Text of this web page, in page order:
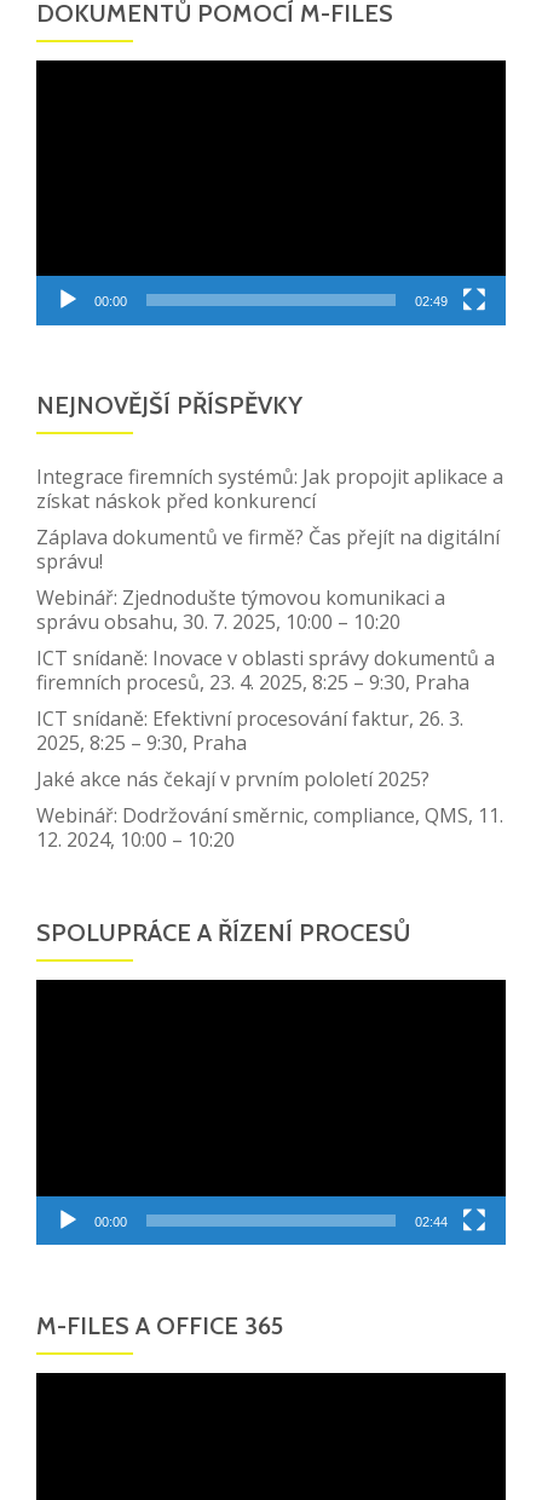
DOKUMENTŮ POMOCÍ M-FILES
00:00 02:49
NEJNOVĚJŠÍ PŘÍSPĚVKY
Integrace firemních systémů: Jak propojit aplikace a
získat náskok před konkurencí
Záplava dokumentů ve firmě? Čas přejít na digitální
správu!
Webinář: Zjednodušte týmovou komunikaci a
správu obsahu, 30. 7. 2025, 10:00 – 10:20
ICT snídaně: Inovace v oblasti správy dokumentů a
firemních procesů, 23. 4. 2025, 8:25 – 9:30, Praha
ICT snídaně: Efektivní procesování faktur, 26. 3.
2025, 8:25 – 9:30, Praha
Jaké akce nás čekají v prvním pololetí 2025?
Webinář: Dodržování směrnic, compliance, QMS, 11.
12. 2024, 10:00 – 10:20
SPOLUPRÁCE A ŘÍZENÍ PROCESŮ
00:00 02:44
M-FILES A OFFICE 365